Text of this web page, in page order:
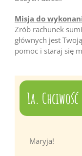
Misja do
Zrób rachunek
głównych jest
pomoc i staraj się
1a. Chciwość
Maryja!